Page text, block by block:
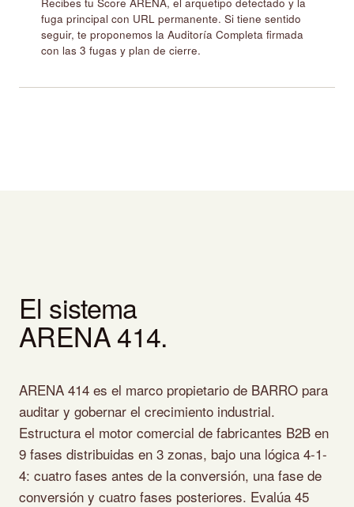
fuga principal con URL permanente. Si tiene sentido
seguir, te proponemos la Auditoría Completa firmada
con las 3 fugas y plan de cierre.
El sistema
ARENA 414.
ARENA 414 es el marco propietario de BARRO para
auditar y gobernar el crecimiento industrial.
Estructura el motor comercial de fabricantes B2B en
9 fases distribuidas en 3 zonas, bajo una lógica 4-1-
4: cuatro fases antes de la conversión, una fase de
conversión y cuatro fases posteriores. Evalúa 45